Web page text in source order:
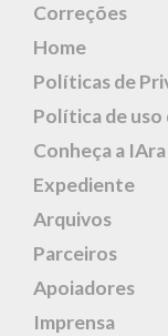
Correções
Home
Políticas de
Política de
Conheça a IAra
Expediente
Arquivos
Parceiros
Apoiadores
Imprensa